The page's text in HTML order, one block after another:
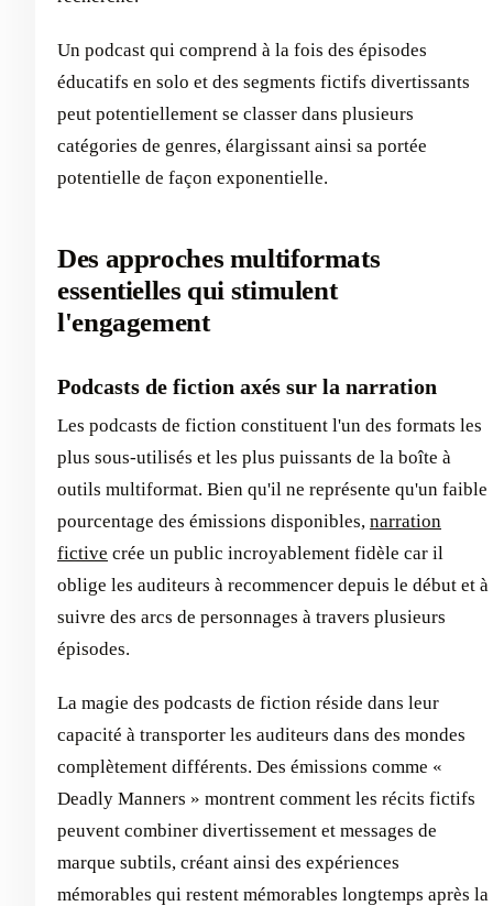
Un podcast qui comprend à la fois des épisodes
éducatifs en solo et des segments fictifs divertissants
peut potentiellement se classer dans plusieurs
catégories de genres, élargissant ainsi sa portée
potentielle de façon exponentielle.
Des approches multiformats
essentielles qui stimulent
l'engagement
Podcasts de fiction axés sur la narration
Les podcasts de fiction constituent l'un des formats les
plus sous-utilisés et les plus puissants de la boîte à
outils multiformat. Bien qu'il ne représente qu'un faible
pourcentage des émissions disponibles, narration
fictive crée un public incroyablement fidèle car il
oblige les auditeurs à recommencer depuis le début et à
suivre des arcs de personnages à travers plusieurs
épisodes.
La magie des podcasts de fiction réside dans leur
capacité à transporter les auditeurs dans des mondes
complètement différents. Des émissions comme «
Deadly Manners » montrent comment les récits fictifs
peuvent combiner divertissement et messages de
marque subtils, créant ainsi des expériences
mémorables qui restent mémorables longtemps après la